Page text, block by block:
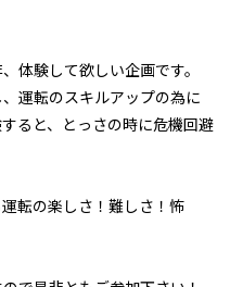
体験して欲しい企画です。
運転のスキルアップの為に
ると、とっさの時に危機回避
転の楽しさ！難しさ！怖